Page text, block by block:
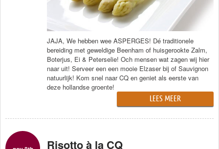
JAJA, We hebben wee ASPERGES! Dé traditionele
bereiding met geweldige Beenham of huisgerookte Zalm,
Boterjus, Ei & Peterselie! Och mensen wat zagen wij hier
naar uit! Serveer een een mooie Elzaser bij of Sauvignon
natuurlijk! Kom snel naar CQ en geniet als eerste van
deze hollandse groente!
LEES MEER
Risotto à la CQ